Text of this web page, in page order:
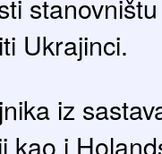
Ukrajinci.
iz
kao i